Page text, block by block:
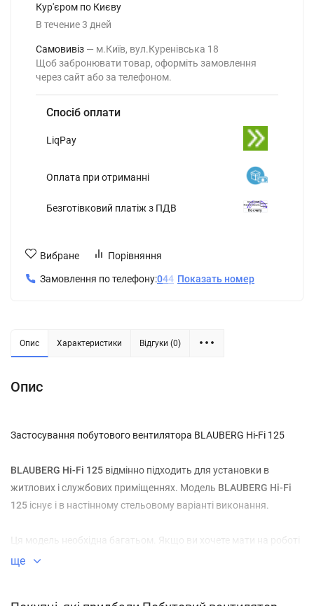
Кур'єром по Києву
В течение3 дней
Самовивіз
м.Київ, вул.Куренівська 18
Щоб забронювати товар, оформіть замовлення
через сайт або за телефоном.
Спосіб оплати
LiqPay
Оплата при отриманні
Безготівковий платіж з ПДВ
Вибране Порівняння
Замовлення по телефону:044 Показать номер
Опис Характеристики Відгуки (0)
Опис
Застосування побутового вентилятора BLAUBERG Hi-Fi 125
BLAUBERG Hi-Fi 125 відмінно підходить для установки в
житлових і службових приміщеннях. Модель BLAUBERG Hi-Fi
125 існує і в настінному стельовому варіанті виконання.
Ця модель необхідна багатьом. Якщо ви хочете мати на роботі
чи вдома чисте повітря, то вам просто необхідно
ще